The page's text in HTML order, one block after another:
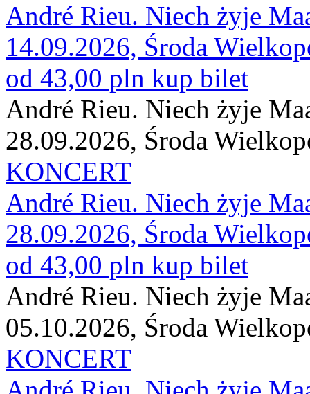
André Rieu. Niech żyje
14.09.2026, Środa
od 43,00 pln kup bilet
André Rieu. Niech żyje
28.09.2026, Środa
KONCERT
André Rieu. Niech żyje
28.09.2026, Środa
od 43,00 pln kup bilet
André Rieu. Niech żyje
05.10.2026, Środa
KONCERT